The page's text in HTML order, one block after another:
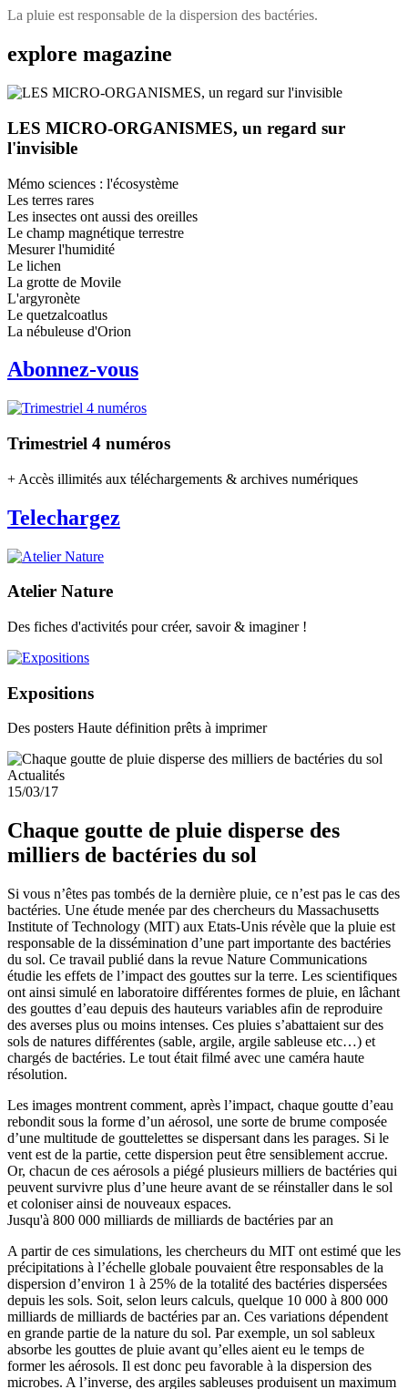
La pluie est responsable de la dispersion des bactéries.
explore magazine
LES MICRO-ORGANISMES, un regard sur
l'invisible
Mémo sciences : l'écosystème
Les terres rares
Les insectes ont aussi des oreilles
Le champ magnétique terrestre
Mesurer l'humidité
Le lichen
La grotte de Movile
L'argyronète
Le quetzalcoatlus
La nébuleuse d'Orion
Abonnez-vous
Trimestriel 4 numéros
+ Accès illimités aux téléchargements & archives numériques
Telechargez
Atelier Nature
Des fiches d'activités pour créer, savoir & imaginer !
Expositions
Des posters Haute définition prêts à imprimer
Actualités
15/03/17
Chaque goutte de pluie disperse des
milliers de bactéries du sol
Si vous n’êtes pas tombés de la dernière pluie, ce n’est pas le cas des
bactéries. Une étude menée par des chercheurs du Massachusetts
Institute of Technology (MIT) aux Etats-Unis révèle que la pluie est
responsable de la dissémination d’une part importante des bactéries
du sol. Ce travail publié dans la revue Nature Communications
étudie les effets de l’impact des gouttes sur la terre. Les scientifiques
ont ainsi simulé en laboratoire différentes formes de pluie, en lâchant
des gouttes d’eau depuis des hauteurs variables afin de reproduire
des averses plus ou moins intenses. Ces pluies s’abattaient sur des
sols de natures différentes (sable, argile, argile sableuse etc…) et
chargés de bactéries. Le tout était filmé avec une caméra haute
résolution.
Les images montrent comment, après l’impact, chaque goutte d’eau
rebondit sous la forme d’un aérosol, une sorte de brume composée
d’une multitude de gouttelettes se dispersant dans les parages. Si le
vent est de la partie, cette dispersion peut être sensiblement accrue.
Or, chacun de ces aérosols a piégé plusieurs milliers de bactéries qui
peuvent survivre plus d’une heure avant de se réinstaller dans le sol
et coloniser ainsi de nouveaux espaces.
Jusqu'à 800 000 milliards de milliards de bactéries par an
A partir de ces simulations, les chercheurs du MIT ont estimé que les
précipitations à l’échelle globale pouvaient être responsables de la
dispersion d’environ 1 à 25% de la totalité des bactéries dispersées
depuis les sols. Soit, selon leurs calculs, quelque 10 000 à 800 000
milliards de milliards de bactéries par an. Ces variations dépendent
en grande partie de la nature du sol. Par exemple, un sol sableux
absorbe les gouttes de pluie avant qu’elles aient eu le temps de
former les aérosols. Il est donc peu favorable à la dispersion des
microbes. A l’inverse, des argiles sableuses produisent un maximum